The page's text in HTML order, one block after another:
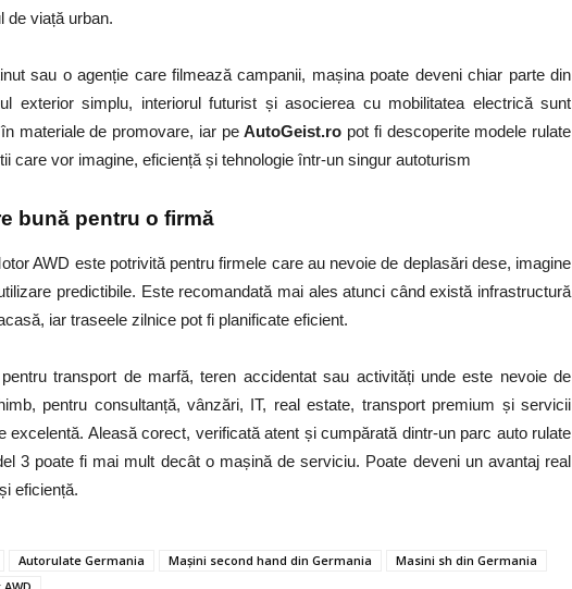
de viață urban.
sau o agenție care filmează campanii, mașina poate deveni chiar parte din
exterior simplu, interiorul futurist și asocierea cu mobilitatea electrică sunt
materiale de promovare, iar peAutoGeist.ro pot fi descoperite modele rulate
care vor imagine, eficiență și tehnologie într-un singur autoturism
bună pentru o firmă
AWD este potrivită pentru firmele care au nevoie de deplasări dese, imagine
predictibile. Este recomandată mai ales atunci când există infrastructură
iar traseele zilnice pot fi planificate eficient.
transport de marfă, teren accidentat sau activități unde este nevoie de
pentru consultanță, vânzări, IT, real estate, transport premium și servicii
excelentă. Aleasă corect, verificată atent și cumpărată dintr-un parc auto rulate
3 poate fi mai mult decât o mașină de serviciu. Poate deveni un avantaj real
eficiență.
Autorulate Germania Mașini second hand din Germania
Masini sh din Germania